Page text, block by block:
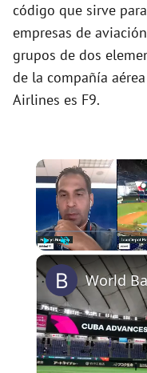
código que sirve
empresas de
grupos de dos
de la compañía
Airlines es F9.
Play Unmute